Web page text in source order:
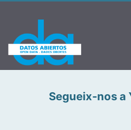
Segueix-nos a